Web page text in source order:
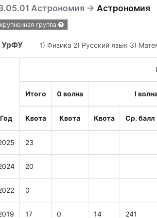
Астрономия → Астрономия
группа
УрФУ 1) Физика 2) Русский язык 3)
Год
Итого 0 волна I
Квота Квота Квота Ср. балл
23
20
0
17 0 14 241